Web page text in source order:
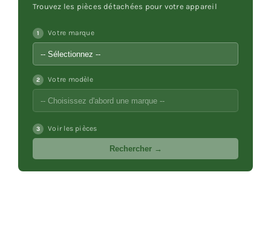
Trouvez les pièces détachées pour votre appareil
1 Votre marque
2 Votre modèle
3 Voir les pièces
Rechercher →